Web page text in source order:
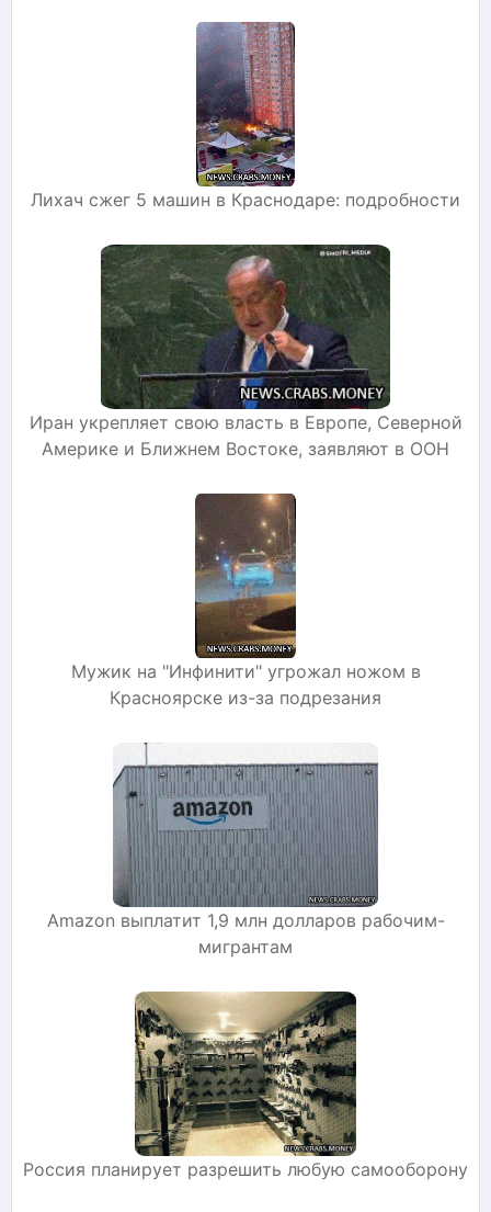
Лихач сжег 5 машин в Краснодаре: подробности
Иран укрепляет свою власть в Европе, Северной
Америке и Ближнем Востоке, заявляют в ООН
Мужик на "Инфинити" угрожал ножом в
Красноярске из-за подрезания
Amazon выплатит 1,9 млн долларов рабочим-
мигрантам
Россия планирует разрешить любую самооборону